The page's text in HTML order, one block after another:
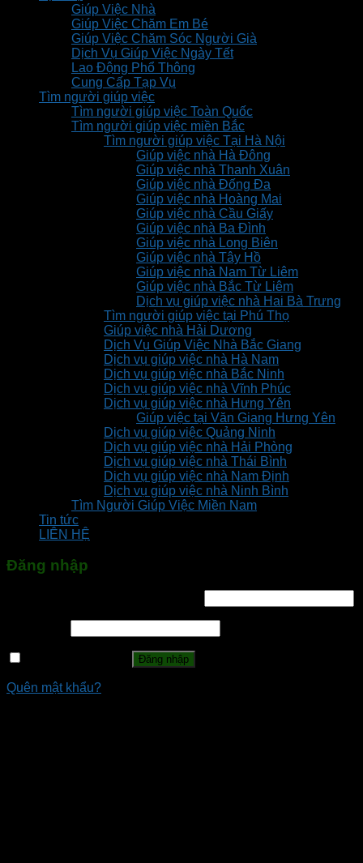
Giúp Việc Nhà
Giúp Việc Chăm Em Bé
Giúp Việc Chăm Sóc Người Già
Dịch Vụ Giúp Việc Ngày Tết
Lao Động Phổ Thông
Cung Cấp Tạp Vụ
Tìm người giúp việc
Tìm người giúp việc Toàn Quốc
Tìm người giúp việc miền Bắc
Tìm người giúp việc Tại Hà Nội
Giúp việc nhà Hà Đông
Giúp việc nhà Thanh Xuân
Giúp việc nhà Đống Đa
Giúp việc nhà Hoàng Mai
Giúp việc nhà Cầu Giấy
Giúp việc nhà Ba Đình
Giúp việc nhà Long Biên
Giúp việc nhà Tây Hồ
Giúp việc nhà Nam Từ Liêm
Giúp việc nhà Bắc Từ Liêm
Dịch vụ giúp việc nhà Hai Bà Trưng
Tìm người giúp việc tại Phú Thọ
Giúp việc nhà Hải Dương
Dịch Vụ Giúp Việc Nhà Bắc Giang
Dịch vụ giúp việc nhà Hà Nam
Dịch vụ giúp việc nhà Bắc Ninh
Dịch vụ giúp việc nhà Vĩnh Phúc
Dịch vụ giúp việc nhà Hưng Yên
Giúp việc tại Văn Giang Hưng Yên
Dịch vụ giúp việc Quảng Ninh
Dịch vụ giúp việc nhà Hải Phòng
Dịch vụ giúp việc nhà Thái Bình
Dịch vụ giúp việc nhà Nam Định
Dịch vụ giúp việc nhà Ninh Bình
Tìm Người Giúp Việc Miền Nam
Tin tức
LIÊN HỆ
Đăng nhập
Đăng nhập
Quên mật khẩu?